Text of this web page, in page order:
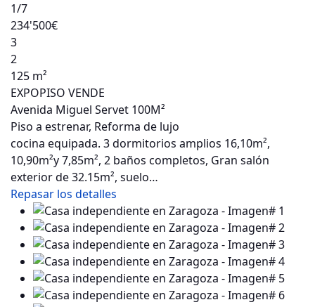
1/7
234'500€
3
2
125 m²
EXPOPISO VENDE
Avenida Miguel Servet 100M²
Piso a estrenar, Reforma de lujo
cocina equipada. 3 dormitorios amplios 16,10m²,
10,90m²y 7,85m², 2 baños completos, Gran salón
exterior de 32.15m², suelo…
Repasar los detalles